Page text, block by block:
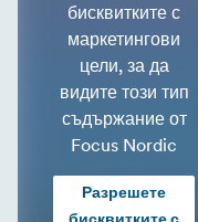
бисквитките с
маркетингови
цели, за да
видите този тип
съдържание от
Focus Nordic
Разрешете